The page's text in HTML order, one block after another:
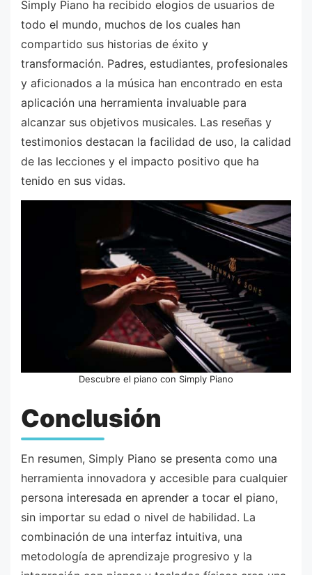
Simply Piano ha recibido elogios de usuarios de
todo el mundo, muchos de los cuales han
compartido sus historias de éxito y
transformación. Padres, estudiantes, profesionales
y aficionados a la música han encontrado en esta
aplicación una herramienta invaluable para
alcanzar sus objetivos musicales. Las reseñas y
testimonios destacan la facilidad de uso, la calidad
de las lecciones y el impacto positivo que ha
tenido en sus vidas.
Descubre el piano con Simply Piano
Conclusión
En resumen, Simply Piano se presenta como una
herramienta innovadora y accesible para cualquier
persona interesada en aprender a tocar el piano,
sin importar su edad o nivel de habilidad. La
combinación de una interfaz intuitiva, una
metodología de aprendizaje progresivo y la